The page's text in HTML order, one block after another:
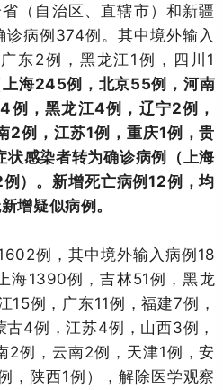
（自治区、直辖市）和新疆
病例374例。其中境外输入
东2例，黑龙江1例，四川1
海245例，北京55例，河南
例，黑龙江4例，辽宁2例，
2例，江苏1例，重庆1例，贵
感染者转为确诊病例（上海
）。新增死亡病例12例，均
增疑似病例。
例，其中境外输入病例18
海1390例，吉林51例，黑龙
例，广东11例，福建7例，
4例，江苏4例，山西3例，
2例，云南2例，天津1例，安
，陕西1例），解除医学观察